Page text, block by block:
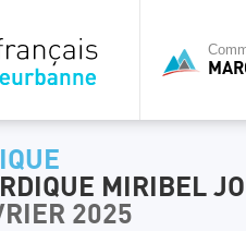
MIRIBEL
2025